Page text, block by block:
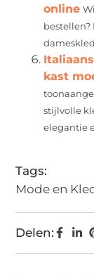
online
kast
stijlvolle
elegantie
Tags:
Mode en
Delen: